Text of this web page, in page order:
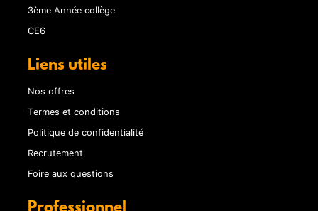
3ème Année collège
CE6
Liens utiles
Nos offres
Termes et conditions
Politique de confidentialité
Recrutement
Foire aux questions